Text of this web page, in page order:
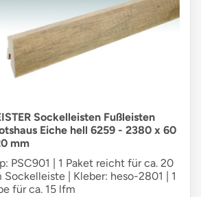
Sockelleisten Fußleisten
Eiche hell 6259 - 2380 x 60
mm
PSC901 | 1 Paket reicht für ca. 20
Sockelleiste | Kleber: heso-2801 | 1
für ca. 15 lfm